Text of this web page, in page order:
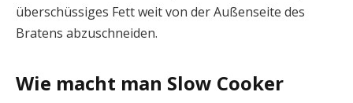
überschüssiges Fett weit von der Außenseite des
Bratens abzuschneiden.
Wie macht man Slow Cooker